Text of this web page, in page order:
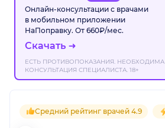
Онлайн-консультации с врачами
в мобильном приложении
НаПоправку. От 660₽/мес.
Скачать
ЕСТЬ ПРОТИВОПОКАЗАНИЯ. НЕОБХОДИМА
КОНСУЛЬТАЦИЯ СПЕЦИАЛИСТА. 18+
Средний рейтинг врачей 4.9